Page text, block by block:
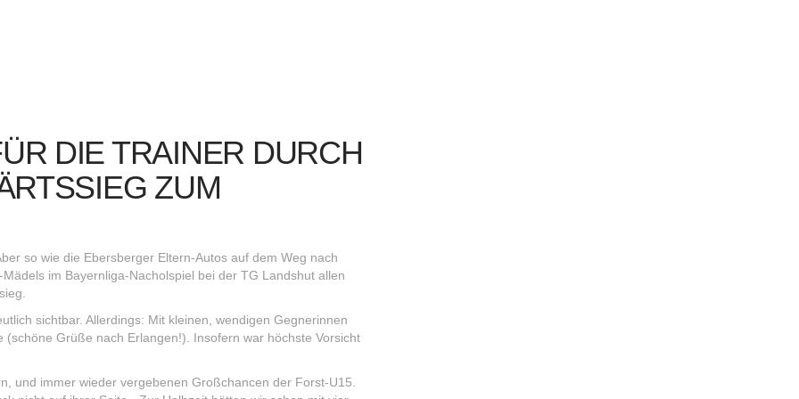
DIE TRAINER DURCH
ZUM
so wie die Ebersberger Eltern-Autos auf dem Weg nach
im Bayernliga-Nacholspiel bei der TG Landshut allen
sichtbar. Allerdings: Mit kleinen, wendigen Gegnerinnen
Grüße nach Erlangen!). Insofern war höchste Vorsicht
und immer wieder vergebenen Großchancen der Forst-U15.